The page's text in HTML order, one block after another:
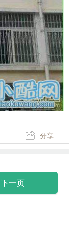
分享
下一页